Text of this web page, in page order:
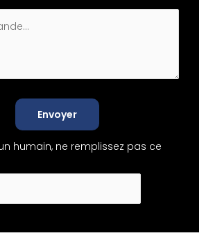
Envoyer
humain, ne remplissez pas ce